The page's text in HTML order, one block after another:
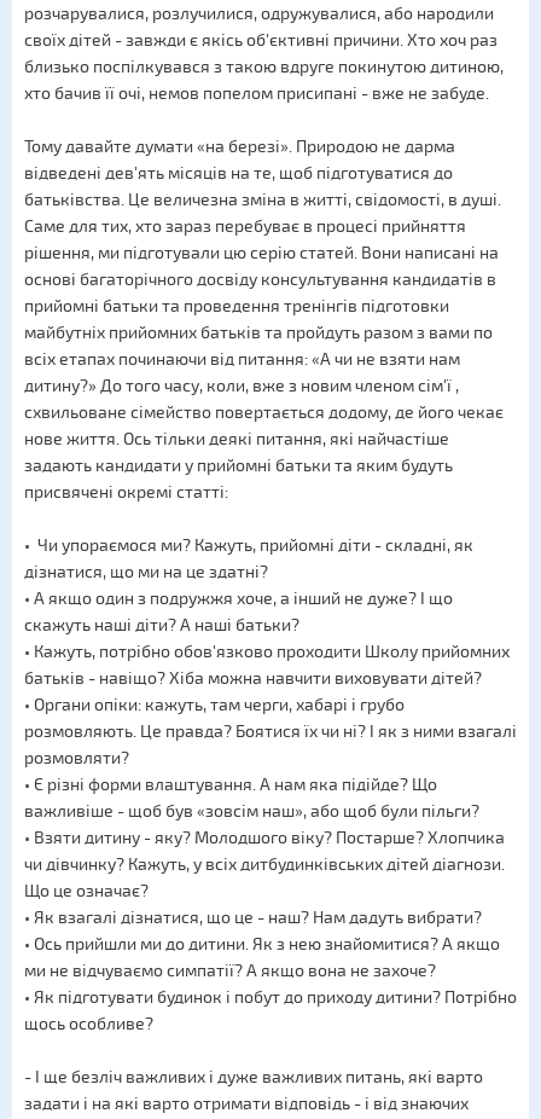
розчарувалися, розлучилися, одружувалися, або народили
своїх дітей - завжди є якісь об'єктивні причини. Хто хоч раз
близько поспілкувався з такою вдруге покинутою дитиною,
хто бачив її очі, немов попелом присипані - вже не забуде.
Тому давайте думати «на березі». Природою не дарма
відведені дев'ять місяців на те, щоб підготуватися до
батьківства. Це величезна зміна в житті, свідомості, в душі.
Саме для тих, хто зараз перебуває в процесі прийняття
рішення, ми підготували цю серію статей. Вони написані на
основі багаторічного досвіду консультування кандидатів в
прийомні батьки та проведення тренінгів підготовки
майбутніх прийомних батьків та пройдуть разом з вами по
всіх етапах починаючи від питання: «А чи не взяти нам
дитину?» До того часу, коли, вже з новим членом сім'ї ,
схвильоване сімейство повертається додому, де його чекає
нове життя. Ось тільки деякі питання, які найчастіше
задають кандидати у прийомні батьки та яким будуть
присвячені окремі статті:
• Чи упораємося ми? Кажуть, прийомні діти - складні, як
дізнатися, що ми на це здатні?
• А якщо один з подружжя хоче, а інший не дуже? І що
скажуть наші діти? А наші батьки?
• Кажуть, потрібно обов'язково проходити Школу прийомних
батьків - навіщо? Хіба можна навчити виховувати дітей?
• Органи опіки: кажуть, там черги, хабарі і грубо
розмовляють. Це правда? Боятися їх чи ні? І як з ними взагалі
розмовляти?
• Є різні форми влаштування. А нам яка підійде? Що
важливіше - щоб був «зовсім наш», або щоб були пільги?
• Взяти дитину - яку? Молодшого віку? Постарше? Хлопчика
чи дівчинку? Кажуть, у всіх дитбудинківських дітей діагнози.
Що це означає?
• Як взагалі дізнатися, що це - наш? Нам дадуть вибрати?
• Ось прийшли ми до дитини. Як з нею знайомитися? А якщо
ми не відчуваємо симпатії? А якщо вона не захоче?
• Як підготувати будинок і побут до приходу дитини? Потрібно
щось особливе?
- І ще безліч важливих і дуже важливих питань, які варто
задати і на які варто отримати відповідь - і від знаючих